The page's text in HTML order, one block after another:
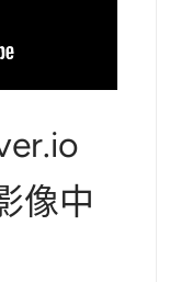
像中